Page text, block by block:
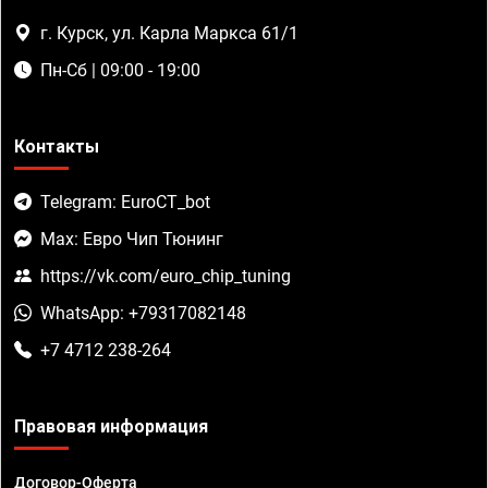
г. Курск, ул. Карла Маркса 61/1
Пн-Сб | 09:00 - 19:00
Контакты
Telegram: EuroCT_bot
Max: Евро Чип Тюнинг
https://vk.com/euro_chip_tuning
WhatsApp: +79317082148
+7 4712 238-264
Правовая информация
Договор-Оферта